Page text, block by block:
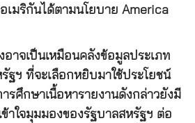
เมริกันได้ตามนโยบาย America
อาจเป็นเหมือนคลังข้อมูลประเภท
ฐฯ ที่จะเลือกหยิบมาใช้ประโยชน์
รศึกษาเนื้อหารายงานดังกล่าวยังมี
าใจมุมมองของรัฐบาลสหรัฐฯ ต่อ